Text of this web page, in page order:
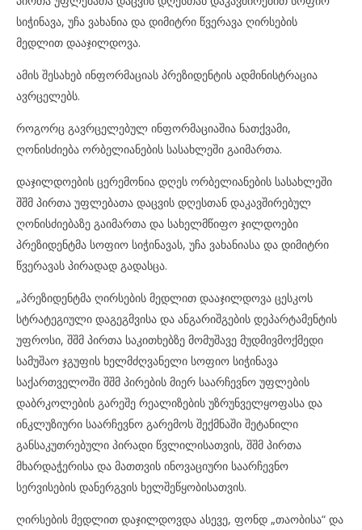
სიჭინავა, უჩა ვახანია და დიმიტრი წვერავა ღირსების
მედლით დააჯილდოვა.
ამის შესახებ ინფორმაციას პრეზიდენტის ადმინისტრაცია
ავრცელებს.
როგორც გავრცელებულ ინფორმაციაშია ნათქვამი,
ღონისძიება ორბელიანების სასახლეში გაიმართა.
დაჯილდოების ცერემონია დღეს ორბელიანების სასახლეში
შშმ პირთა უფლებათა დაცვის დღესთან დაკავშირებულ
ღონისძიებაზე გაიმართა და სახელმწიფო ჯილდოები
პრეზიდენტმა სოფიო სიჭინავას, უჩა ვახანიასა და დიმიტრი
წვერავას პირადად გადასცა.
„პრეზიდენტმა ღირსების მედლით დააჯილდოვა ცესკოს
სტრატეგიული დაგეგმვისა და ანგარიშგების დეპარტამენტის
უფროსი, შშმ პირთა საკითხებზე მომუშავე მუდმივმოქმედი
სამუშაო ჯგუფის ხელმძღვანელი სოფიო სიჭინავა
საქართველოში შშმ პირების მიერ საარჩევნო უფლების
დაბრკოლების გარეშე რეალიზების უზრუნველყოფასა და
ინკლუზიური საარჩევნო გარემოს შექმნაში შეტანილი
განსაკუთრებული პირადი წვლილისათვის, შშმ პირთა
მხარდაჭერისა და მათთვის ინოვაციური საარჩევნო
სერვისების დანერგვის ხელშეწყობისათვის.
ღირსების მედლით დაჯილდოვდა ასევე, ფონდ „თაობისა“ და